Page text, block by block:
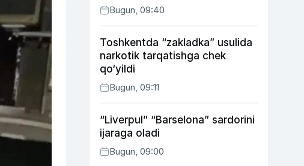
Bugun, 09:40
Toshkentda “zakladka” usulida
narkotik tarqatishga chek
qo‘yildi
Bugun, 09:11
“Liverpul” “Barselona” sardorini
ijaraga oladi
Bugun, 09:00